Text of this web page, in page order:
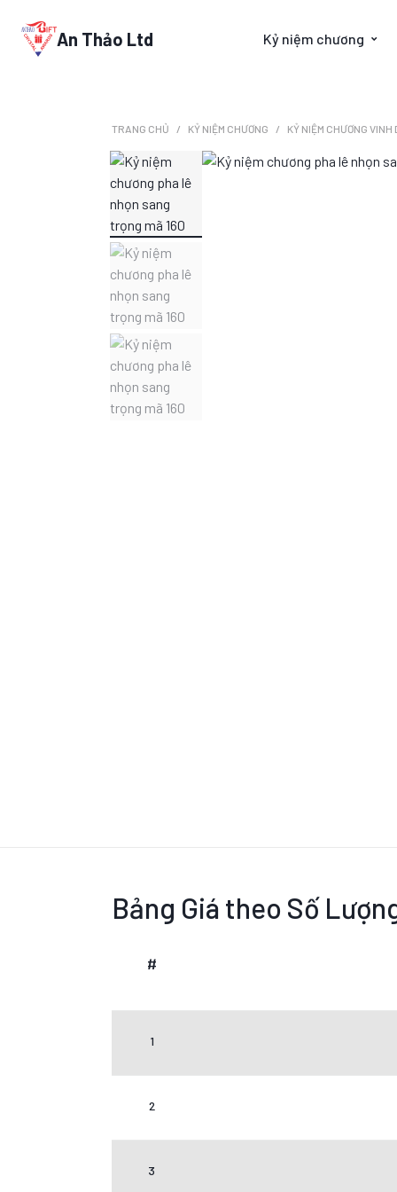
An Thảo Ltd Kỷ niệm chương
TRANG CHỦ KỶ NIỆM CHƯƠNG KỶ NIỆM CHƯƠNG VINH
Bảng Giá theo Số
#
1
2
3